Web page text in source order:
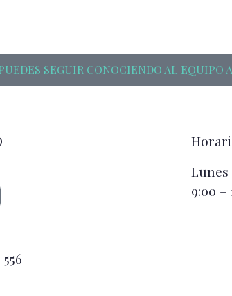
SEGUIR CONOCIENDO AL EQUIPO
Lunes
9:00 –